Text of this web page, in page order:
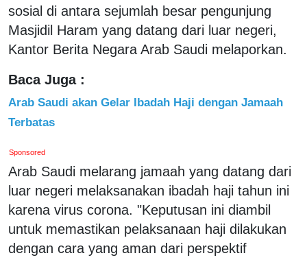
sosial di antara sejumlah besar pengunjung
Masjidil Haram yang datang dari luar negeri,
Kantor Berita Negara Arab Saudi melaporkan.
Baca Juga :
Arab Saudi akan Gelar Ibadah Haji dengan Jamaah
Terbatas
Sponsored
Arab Saudi melarang jamaah yang datang dari
luar negeri melaksanakan ibadah haji tahun ini
karena virus corona. "Keputusan ini diambil
untuk memastikan pelaksanaan haji dilakukan
dengan cara yang aman dari perspektif